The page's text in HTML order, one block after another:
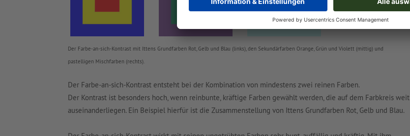
Der Farbe-an-sich-Kontrast mit Ittens Grundfarben Rot, Gelb und Blau (links), den Sekundärfarben Orange, Grün und Violett (mittig) und
pastelligen Mischfarben (rechts).
Der Farbe-an-sich-Kontrast entsteht bei der Kombination von mindestens zwei reinen Farben.
Der Kontrast ist besonders hoch, wenn reinbunte, kräftige Farben gewählt werden, die auf dem Farbkreis weit
auseinanderliegen. Ein Beispiel hierfür ist die Zusammenstellung von Ittens Grundfarben Rot, Gelb und Blau.